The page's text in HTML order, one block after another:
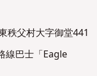
秩父村大字御堂441
線巴士「Eagle